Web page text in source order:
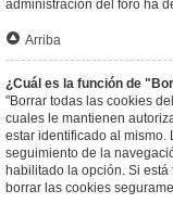
administración del foro ha
Arriba
¿Cuál es la función de
"Borrar todas las cookies
cuales le mantienen
estar identificado al mismo.
seguimiento de la
habilitado la opción. Si
borrar las cookies